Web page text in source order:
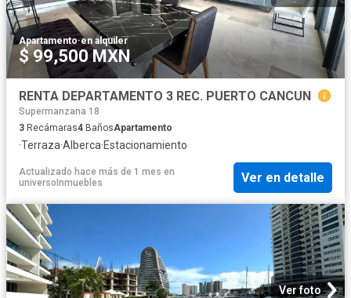
Apartamento·en alquiler
$ 99,500 MXN
RENTA DEPARTAMENTO 3 REC. PUERTO CANCUN
Supermanzana 18
3 Recámaras4 BañosApartamento
·Terraza·Alberca·Estacionamiento
Actualizado hace más de 1 mes en
universoInmuebles
Ver en detalle
Ver foto